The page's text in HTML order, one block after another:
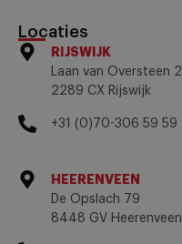
Locaties
RIJSWIJK
Laan van Oversteen 2
2289 CX Rijswijk
+31 (0)70-306 59 59
HEERENVEEN
De Opslach 79
8448 GV Heerenveen